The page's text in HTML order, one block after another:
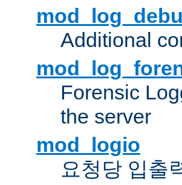
Additional
Forensic
the server
mod_logio
요청당 입출